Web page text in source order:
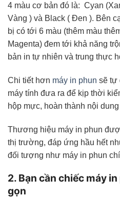
4 màu cơ bản đó là: Cyan
Vàng ) và Black ( Đen ). Bên
bị có tới 6 màu (thêm màu
Magenta) đem tới khả năng
bản in tự nhiên và trung thực
Chi tiết hơn máy in phun sẽ tự
máy tính đưa ra để kịp thời
hộp mực, hoàn thành nội
Thương hiệu máy in phun
thị trường, đáp ứng hầu hết
đối tượng như máy in phun
2. Bạn cần chiếc máy
gọn